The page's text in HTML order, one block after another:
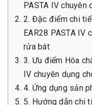
PASTA IV chuyên
2. Đặc điểm chi
EAR28 PASTA IV
rửa bát
3. Ưu điểm Hóa
IV chuyên dụng
4. Ứng dụng sản
5. Hướng dẫn chi